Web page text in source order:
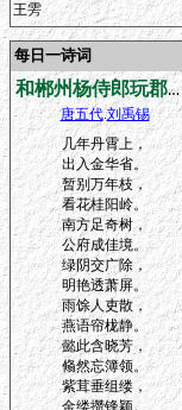
王雱
每日一诗词
和郴州杨侍郎玩郡斋紫薇花十四韵
唐五代.刘禹锡
几年丹霄上，
出入金华省。
暂别万年枝，
看花桂阳岭。
南方足奇树，
公府成佳境。
绿阴交广除，
明艳透萧屏。
雨馀人吏散，
燕语帘栊静。
懿此含晓芳，
翛然忘簿领。
紫茸垂组缕，
金缕攒锋颖。